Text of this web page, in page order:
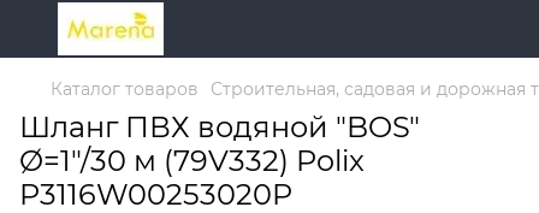
Каталог товаров Строительная, садовая и дорожная
Шланг ПВХ водяной "BOS"
Ø=1"/30 м (79V332) Polix
P3116W00253020P